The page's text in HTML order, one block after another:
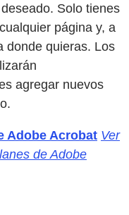
Solo tienes
página y, a
donde quieras. Los
agregar nuevos
Adobe Acrobat Ver
de Adobe